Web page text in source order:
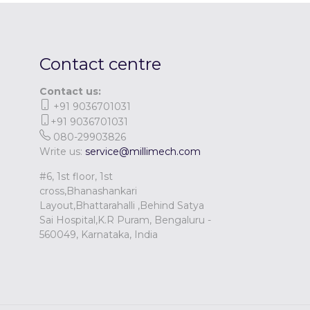
Contact centre
Contact us:
+91 9036701031
+91 9036701031
080-29903826
Write us:service@millimech.com
#6, 1st floor, 1st
cross,Bhanashankari
Layout,Bhattarahalli ,Behind Satya
Sai Hospital,K.R Puram, Bengaluru -
560049, Karnataka, India